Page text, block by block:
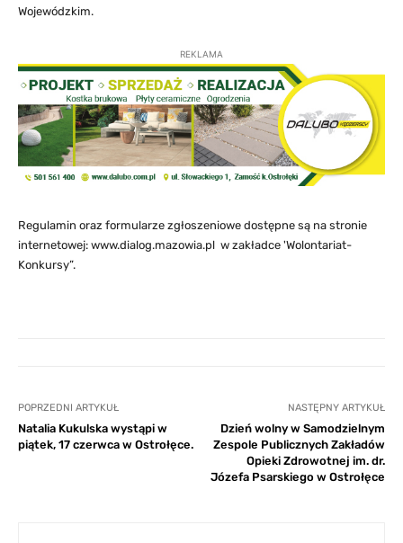
Wojewódzkim.
REKLAMA
Regulamin oraz formularze zgłoszeniowe dostępne są na stronie
internetowej: www.dialog.mazowia.pl w zakładce 'Wolontariat-
Konkursy”.
POPRZEDNI ARTYKUŁ
Natalia Kukulska wystąpi w
piątek, 17 czerwca w Ostrołęce.
NASTĘPNY ARTYKUŁ
Dzień wolny w Samodzielnym
Zespole Publicznych Zakładów
Opieki Zdrowotnej im. dr.
Józefa Psarskiego w Ostrołęce